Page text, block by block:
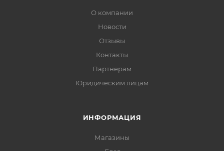
О компании
Новости
Отзывы
Контакты
Партнерам
Юридическим лицам
ИНФОРМАЦИЯ
Магазины